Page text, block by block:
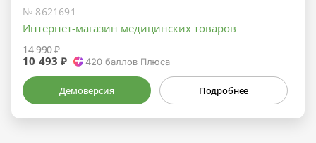
№ 8621691
Интернет-магазин медицинских товаров
14 990 ₽
10 493 ₽ 420баллов Плюса
Демоверсия Подробнее